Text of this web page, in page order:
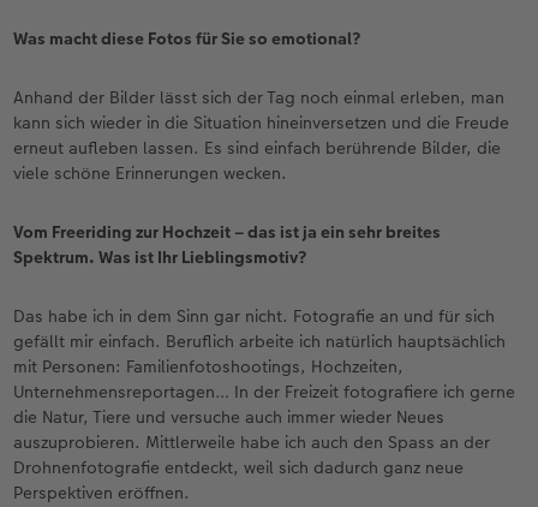
Was macht diese Fotos für Sie so emotional?
Anhand der Bilder lässt sich der Tag noch einmal erleben, man
kann sich wieder in die Situation hineinversetzen und die Freude
erneut aufleben lassen. Es sind einfach berührende Bilder, die
viele schöne Erinnerungen wecken.
Vom Freeriding zur Hochzeit – das ist ja ein sehr breites
Spektrum. Was ist Ihr Lieblingsmotiv?
Das habe ich in dem Sinn gar nicht. Fotografie an und für sich
gefällt mir einfach. Beruflich arbeite ich natürlich hauptsächlich
mit Personen: Familienfotoshootings, Hochzeiten,
Unternehmensreportagen… In der Freizeit fotografiere ich gerne
die Natur, Tiere und versuche auch immer wieder Neues
auszuprobieren. Mittlerweile habe ich auch den Spass an der
Drohnenfotografie entdeckt, weil sich dadurch ganz neue
Perspektiven eröffnen.